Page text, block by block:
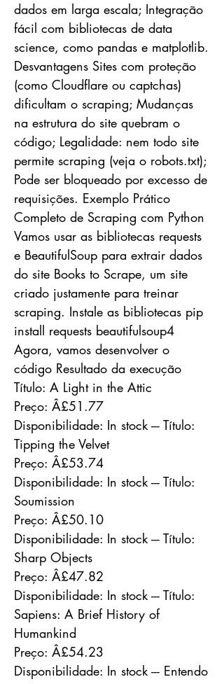
dados em larga escala; Integração
fácil com bibliotecas de data
science, como pandas e matplotlib.
Desvantagens Sites com proteção
(como Cloudflare ou captchas)
dificultam o scraping; Mudanças
na estrutura do site quebram o
código; Legalidade: nem todo site
permite scraping (veja o robots.txt);
Pode ser bloqueado por excesso de
requisições. Exemplo Prático
Completo de Scraping com Python
Vamos usar as bibliotecas requests
e BeautifulSoup para extrair dados
do site Books to Scrape, um site
criado justamente para treinar
scraping. Instale as bibliotecas pip
install requests beautifulsoup4
Agora, vamos desenvolver o
código Resultado da execução
Título: A Light in the Attic
Preço: Â£51.77
Disponibilidade: In stock --- Título:
Tipping the Velvet
Preço: Â£53.74
Disponibilidade: In stock --- Título:
Soumission
Preço: Â£50.10
Disponibilidade: In stock --- Título:
Sharp Objects
Preço: Â£47.82
Disponibilidade: In stock --- Título:
Sapiens: A Brief History of
Humankind
Preço: Â£54.23
Disponibilidade: In stock --- Entendo